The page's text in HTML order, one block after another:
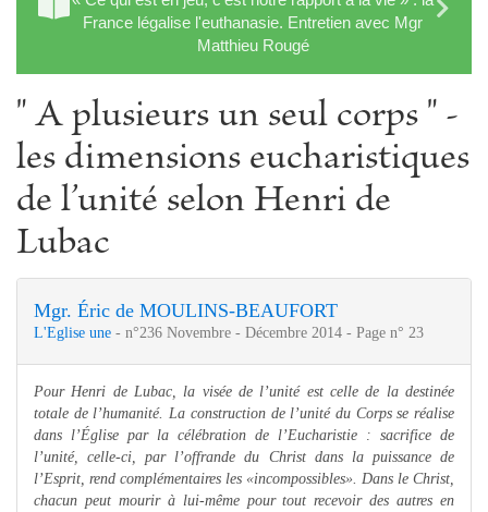
France légalise l'euthanasie. Entretien avec Mgr
Matthieu Rougé
" A plusieurs un seul corps " -
les dimensions eucharistiques
de l’unité selon Henri de
Lubac
Mgr. Éric de MOULINS-BEAUFORT
L'Eglise une - n°236 Novembre - Décembre 2014 - Page n° 23
Pour Henri de Lubac, la visée de l’unité est celle de la destinée
totale de l’humanité. La construction de l’unité du Corps se réalise
dans l’Église par la célébration de l’Eucharistie : sacrifice de
l’unité, celle-ci, par l’offrande du Christ dans la puissance de
l’Esprit, rend complémentaires les «incompossibles». Dans le Christ,
chacun peut mourir à lui-même pour tout recevoir des autres en